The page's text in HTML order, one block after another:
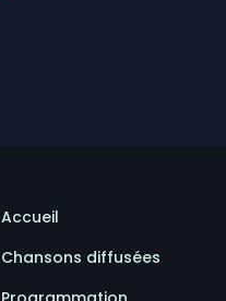
Accueil
Chansons diffusées